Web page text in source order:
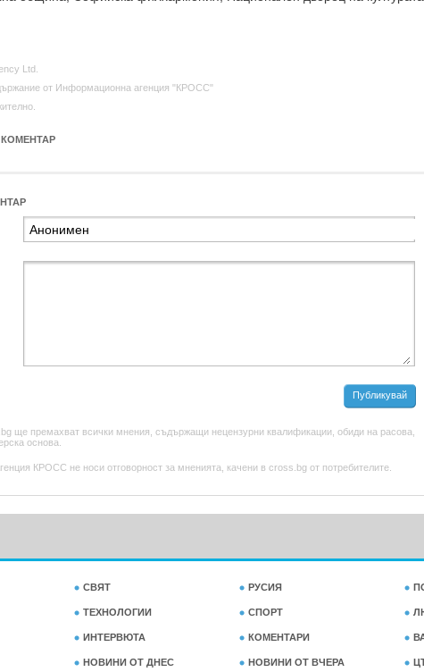
Ltd.
от Информационна агенция "КРОСС"
КОМЕНТАР
Публикувай
ще премахват всички мнения, съдържащи нецензурни квалификации, обиди на расова,
основа.
КРОСС не носи отговорност за мненията, качени в cross.bg от потребителите.
СВЯТ РУСИЯ
ТЕХНОЛОГИИ СПОРТ
ИНТЕРВЮТА КОМЕНТАРИ
НОВИНИ ОТ ДНЕС НОВИНИ ОТ ВЧЕРА